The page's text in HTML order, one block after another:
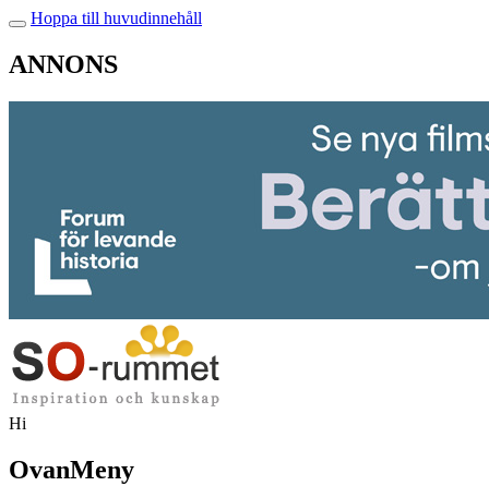
Hoppa till huvudinnehåll
ANNONS
Hi
OvanMeny